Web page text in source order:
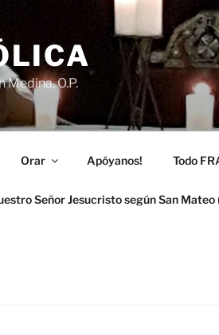
O.P.
Orar Apóyanos! Todo
Señor Jesucristo según San Mateo